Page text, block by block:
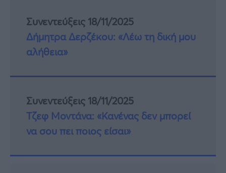
Συνεντεύξεις 18/11/2025
Δήμητρα Δερζέκου: «Λέω τη δική μου
αλήθεια»
Συνεντεύξεις 18/11/2025
Τζεφ Μοντάνα: «Κανένας δεν μπορεί
να σου πει ποιος είσαι»